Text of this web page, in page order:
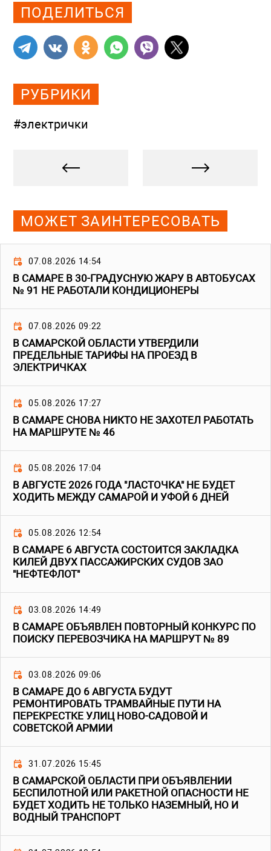
ПОДЕЛИТЬСЯ
РУБРИКИ
#электрички
МОЖЕТ ЗАИНТЕРЕСОВАТЬ
07.08.2026 14:54
В САМАРЕ В 30-ГРАДУСНУЮ ЖАРУ В АВТОБУСАХ
№ 91 НЕ РАБОТАЛИ КОНДИЦИОНЕРЫ
07.08.2026 09:22
В САМАРСКОЙ ОБЛАСТИ УТВЕРДИЛИ
ПРЕДЕЛЬНЫЕ ТАРИФЫ НА ПРОЕЗД В
ЭЛЕКТРИЧКАХ
05.08.2026 17:27
В САМАРЕ СНОВА НИКТО НЕ ЗАХОТЕЛ РАБОТАТЬ
НА МАРШРУТЕ № 46
05.08.2026 17:04
В АВГУСТЕ 2026 ГОДА "ЛАСТОЧКА" НЕ БУДЕТ
ХОДИТЬ МЕЖДУ САМАРОЙ И УФОЙ 6 ДНЕЙ
05.08.2026 12:54
В САМАРЕ 6 АВГУСТА СОСТОИТСЯ ЗАКЛАДКА
КИЛЕЙ ДВУХ ПАССАЖИРСКИХ СУДОВ ЗАО
"НЕФТЕФЛОТ"
03.08.2026 14:49
В САМАРЕ ОБЪЯВЛЕН ПОВТОРНЫЙ КОНКУРС ПО
ПОИСКУ ПЕРЕВОЗЧИКА НА МАРШРУТ № 89
03.08.2026 09:06
В САМАРЕ ДО 6 АВГУСТА БУДУТ
РЕМОНТИРОВАТЬ ТРАМВАЙНЫЕ ПУТИ НА
ПЕРЕКРЕСТКЕ УЛИЦ НОВО-САДОВОЙ И
СОВЕТСКОЙ АРМИИ
31.07.2026 15:45
В САМАРСКОЙ ОБЛАСТИ ПРИ ОБЪЯВЛЕНИИ
БЕСПИЛОТНОЙ ИЛИ РАКЕТНОЙ ОПАСНОСТИ НЕ
БУДЕТ ХОДИТЬ НЕ ТОЛЬКО НАЗЕМНЫЙ, НО И
ВОДНЫЙ ТРАНСПОРТ